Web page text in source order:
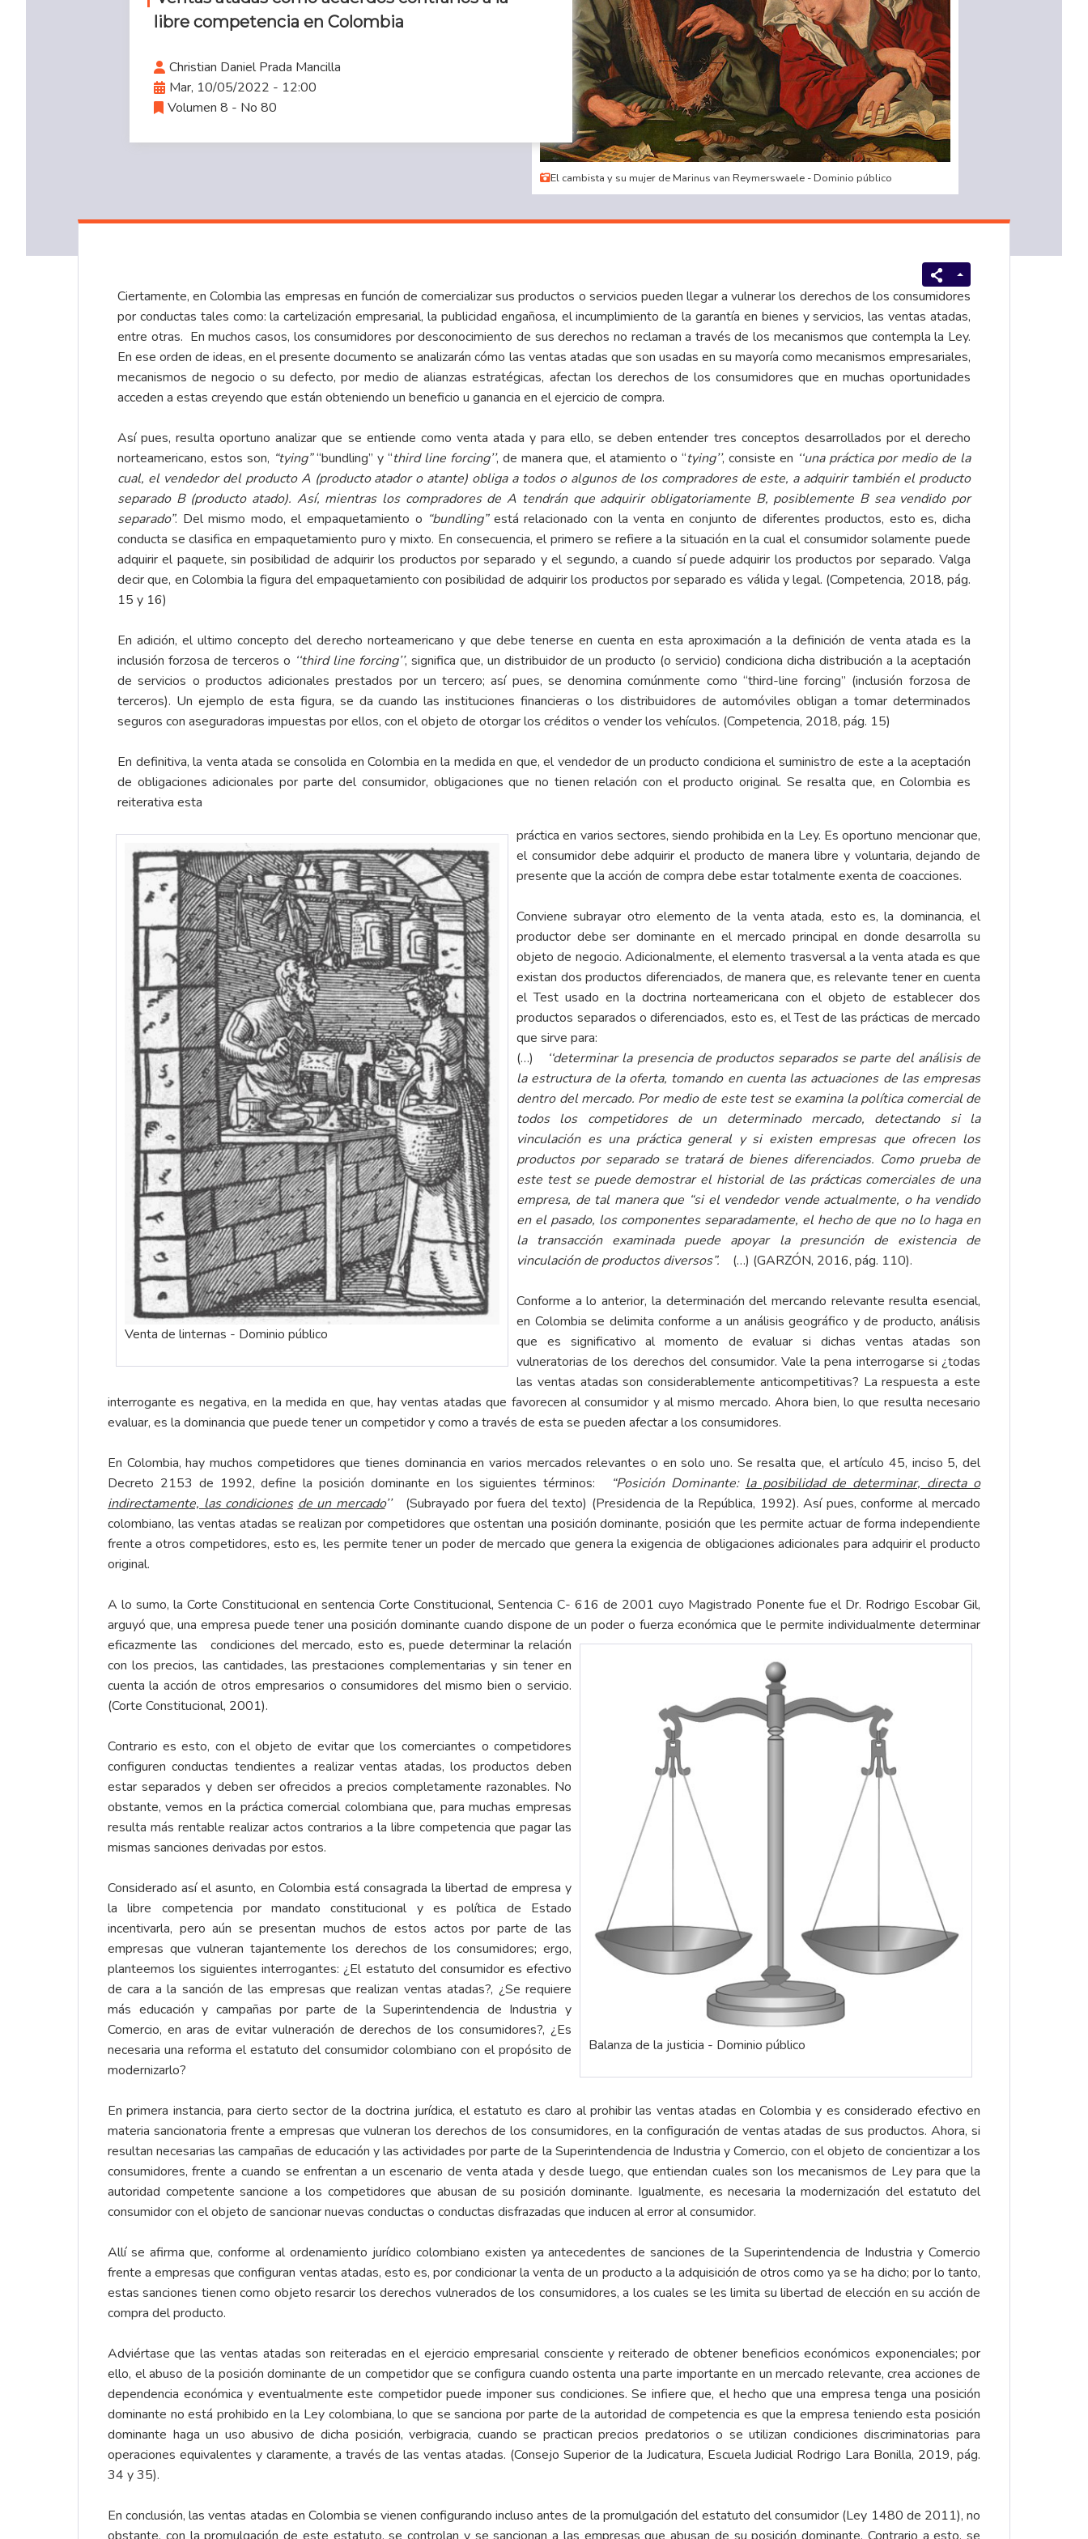
libre competencia en Colombia
Christian Daniel Prada Mancilla
Mar, 10/05/2022 - 12:00
Volumen 8 - No 80
El cambista y su mujer de Marinus van Reymerswaele - Dominio público
Ciertamente, en Colombia las empresas en función de comercializar sus productos o servicios pueden llegar a vulnerar los derechos de los consumidores
por conductas tales como: la cartelización empresarial, la publicidad engañosa, el incumplimiento de la garantía en bienes y servicios, las ventas atadas,
entre otras. En muchos casos, los consumidores por desconocimiento de sus derechos no reclaman a través de los mecanismos que contempla la Ley.
En ese orden de ideas, en el presente documento se analizarán cómo las ventas atadas que son usadas en su mayoría como mecanismos empresariales,
mecanismos de negocio o su defecto, por medio de alianzas estratégicas, afectan los derechos de los consumidores que en muchas oportunidades
acceden a estas creyendo que están obteniendo un beneficio u ganancia en el ejercicio de compra.
Así pues, resulta oportuno analizar que se entiende como venta atada y para ello, se deben entender tres conceptos desarrollados por el derecho
norteamericano, estos son, “tying”“bundling’’ y ‘‘third line forcing’’, de manera que, el atamiento o ‘‘tying’’, consiste en ‘‘una práctica por medio de la
cual, el vendedor del producto A (producto atador o atante) obliga a todos o algunos de los compradores de este, a adquirir también el producto
separado B (producto atado). Así, mientras los compradores de A tendrán que adquirir obligatoriamente B, posiblemente B sea vendido por
separado”. Del mismo modo, el empaquetamiento o “bundling” está relacionado con la venta en conjunto de diferentes productos, esto es, dicha
conducta se clasifica en empaquetamiento puro y mixto. En consecuencia, el primero se refiere a la situación en la cual el consumidor solamente puede
adquirir el paquete, sin posibilidad de adquirir los productos por separado y el segundo, a cuando sí puede adquirir los productos por separado. Valga
decir que, en Colombia la figura del empaquetamiento con posibilidad de adquirir los productos por separado es válida y legal. (Competencia, 2018, pág.
15 y 16)
En adición, el ultimo concepto del derecho norteamericano y que debe tenerse en cuenta en esta aproximación a la definición de venta atada es la
inclusión forzosa de terceros o ‘‘third line forcing’’, significa que, un distribuidor de un producto (o servicio) condiciona dicha distribución a la aceptación
de servicios o productos adicionales prestados por un tercero; así pues, se denomina comúnmente como “third-line forcing” (inclusión forzosa de
terceros). Un ejemplo de esta figura, se da cuando las instituciones financieras o los distribuidores de automóviles obligan a tomar determinados
seguros con aseguradoras impuestas por ellos, con el objeto de otorgar los créditos o vender los vehículos. (Competencia, 2018, pág. 15)
En definitiva, la venta atada se consolida en Colombia en la medida en que, el vendedor de un producto condiciona el suministro de este a la aceptación
de obligaciones adicionales por parte del consumidor, obligaciones que no tienen relación con el producto original. Se resalta que, en Colombia es
reiterativa esta
Venta de linternas - Dominio público
práctica en varios sectores, siendo prohibida en la Ley. Es oportuno mencionar que,
el consumidor debe adquirir el producto de manera libre y voluntaria, dejando de
presente que la acción de compra debe estar totalmente exenta de coacciones.
Conviene subrayar otro elemento de la venta atada, esto es, la dominancia, el
productor debe ser dominante en el mercado principal en donde desarrolla su
objeto de negocio. Adicionalmente, el elemento trasversal a la venta atada es que
existan dos productos diferenciados, de manera que, es relevante tener en cuenta
el Test usado en la doctrina norteamericana con el objeto de establecer dos
productos separados o diferenciados, esto es, el Test de las prácticas de mercado
que sirve para:
(…)
‘‘determinar la presencia de productos separados se parte del análisis de
la estructura de la oferta, tomando en cuenta las actuaciones de las empresas
dentro del mercado. Por medio de este test se examina la política comercial de
todos los competidores de un determinado mercado, detectando si la
vinculación es una práctica general y si existen empresas que ofrecen los
productos por separado se tratará de bienes diferenciados. Como prueba de
este test se puede demostrar el historial de las prácticas comerciales de una
empresa, de tal manera que “si el vendedor vende actualmente, o ha vendido
en el pasado, los componentes separadamente, el hecho de que no lo haga en
la transacción examinada puede apoyar la presunción de existencia de
vinculación de productos diversos”.
(…) (GARZÓN, 2016, pág. 110).
Conforme a lo anterior, la determinación del mercando relevante resulta esencial,
en Colombia se delimita conforme a un análisis geográfico y de producto, análisis
que es significativo al momento de evaluar si dichas ventas atadas son
vulneratorias de los derechos del consumidor. Vale la pena interrogarse si ¿todas
las ventas atadas son considerablemente anticompetitivas? La respuesta a este
interrogante es negativa, en la medida en que, hay ventas atadas que favorecen al consumidor y al mismo mercado. Ahora bien, lo que resulta necesario
evaluar, es la dominancia que puede tener un competidor y como a través de esta se pueden afectar a los consumidores.
En Colombia, hay muchos competidores que tienes dominancia en varios mercados relevantes o en solo uno. Se resalta que, el artículo 45, inciso 5, del
Decreto 2153 de 1992, define la posición dominante en los siguientes términos:
“Posición Dominante: la posibilidad de determinar, directa o
indirectamente, las condiciones de un mercado’’
(Subrayado por fuera del texto) (Presidencia de la República, 1992). Así pues, conforme al mercado
colombiano, las ventas atadas se realizan por competidores que ostentan una posición dominante, posición que les permite actuar de forma independiente
frente a otros competidores, esto es, les permite tener un poder de mercado que genera la exigencia de obligaciones adicionales para adquirir el producto
original.
A lo sumo, la Corte Constitucional en sentencia Corte Constitucional, Sentencia C- 616 de 2001 cuyo Magistrado Ponente fue el Dr. Rodrigo Escobar Gil,
arguyó que, una empresa puede tener una posición dominante cuando dispone de un poder o fuerza económica que le permite individualmente determinar
eficazmente las
Balanza de la justicia - Dominio público
condiciones del mercado, esto es, puede determinar la relación
con los precios, las cantidades, las prestaciones complementarias y sin tener en
cuenta la acción de otros empresarios o consumidores del mismo bien o servicio.
(Corte Constitucional, 2001).
Contrario es esto, con el objeto de evitar que los comerciantes o competidores
configuren conductas tendientes a realizar ventas atadas, los productos deben
estar separados y deben ser ofrecidos a precios completamente razonables. No
obstante, vemos en la práctica comercial colombiana que, para muchas empresas
resulta más rentable realizar actos contrarios a la libre competencia que pagar las
mismas sanciones derivadas por estos.
Considerado así el asunto, en Colombia está consagrada la libertad de empresa y
la libre competencia por mandato constitucional y es política de Estado
incentivarla, pero aún se presentan muchos de estos actos por parte de las
empresas que vulneran tajantemente los derechos de los consumidores; ergo,
planteemos los siguientes interrogantes: ¿El estatuto del consumidor es efectivo
de cara a la sanción de las empresas que realizan ventas atadas?, ¿Se requiere
más educación y campañas por parte de la Superintendencia de Industria y
Comercio, en aras de evitar vulneración de derechos de los consumidores?, ¿Es
necesaria una reforma el estatuto del consumidor colombiano con el propósito de
modernizarlo?
En primera instancia, para cierto sector de la doctrina jurídica, el estatuto es claro al prohibir las ventas atadas en Colombia y es considerado efectivo en
materia sancionatoria frente a empresas que vulneran los derechos de los consumidores, en la configuración de ventas atadas de sus productos. Ahora, si
resultan necesarias las campañas de educación y las actividades por parte de la Superintendencia de Industria y Comercio, con el objeto de concientizar a los
consumidores, frente a cuando se enfrentan a un escenario de venta atada y desde luego, que entiendan cuales son los mecanismos de Ley para que la
autoridad competente sancione a los competidores que abusan de su posición dominante. Igualmente, es necesaria la modernización del estatuto del
consumidor con el objeto de sancionar nuevas conductas o conductas disfrazadas que inducen al error al consumidor.
Allí se afirma que, conforme al ordenamiento jurídico colombiano existen ya antecedentes de sanciones de la Superintendencia de Industria y Comercio
frente a empresas que configuran ventas atadas, esto es, por condicionar la venta de un producto a la adquisición de otros como ya se ha dicho; por lo tanto,
estas sanciones tienen como objeto resarcir los derechos vulnerados de los consumidores, a los cuales se les limita su libertad de elección en su acción de
compra del producto.
Adviértase que las ventas atadas son reiteradas en el ejercicio empresarial consciente y reiterado de obtener beneficios económicos exponenciales; por
ello, el abuso de la posición dominante de un competidor que se configura cuando ostenta una parte importante en un mercado relevante, crea acciones de
dependencia económica y eventualmente este competidor puede imponer sus condiciones. Se infiere que, el hecho que una empresa tenga una posición
dominante no está prohibido en la Ley colombiana, lo que se sanciona por parte de la autoridad de competencia es que la empresa teniendo esta posición
dominante haga un uso abusivo de dicha posición, verbigracia, cuando se practican precios predatorios o se utilizan condiciones discriminatorias para
operaciones equivalentes y claramente, a través de las ventas atadas. (Consejo Superior de la Judicatura, Escuela Judicial Rodrigo Lara Bonilla, 2019, pág.
34 y 35).
En conclusión, las ventas atadas en Colombia se vienen configurando incluso antes de la promulgación del estatuto del consumidor (Ley 1480 de 2011), no